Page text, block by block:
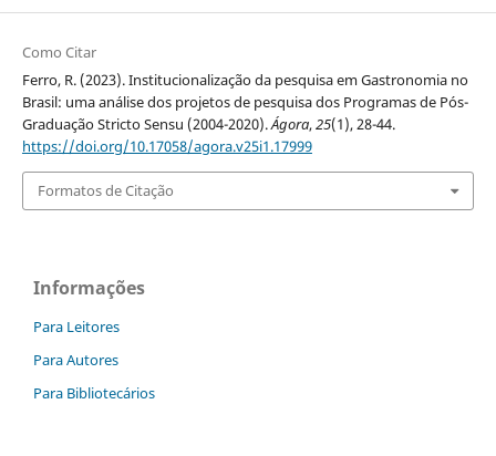
Como Citar
Ferro, R. (2023). Institucionalização da pesquisa em Gastronomia no
Brasil: uma análise dos projetos de pesquisa dos Programas de Pós-
Graduação Stricto Sensu (2004-2020).Ágora,25(1), 28-44.
https://doi.org/10.17058/agora.v25i1.17999
Formatos de Citação
Informações
Para Leitores
Para Autores
Para Bibliotecários